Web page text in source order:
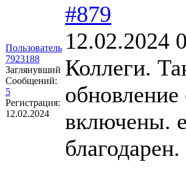
Пользователь
7923188
Заглянувший
Сообщений:
5
Регистрация:
12.02.2024
#879
12.02.2024
Коллеги.
включены.
благодарен.